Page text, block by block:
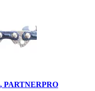
PARTNERPRO